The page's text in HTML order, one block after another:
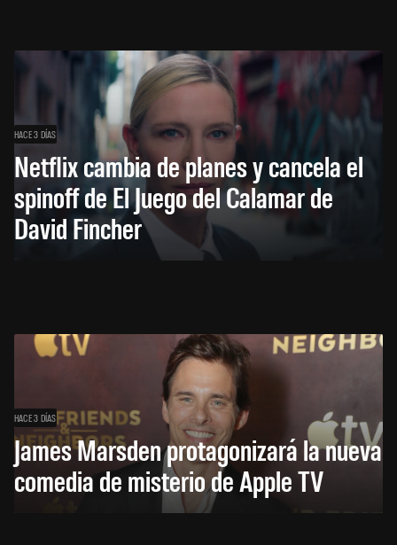
HACE 3 DÍAS
Netflix cambia de planes y cancela el
spinoff de El Juego del Calamar de
David Fincher
HACE 3 DÍAS
James Marsden protagonizará la nueva
comedia de misterio de Apple TV